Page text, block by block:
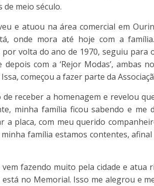
meio século.
e atuou na área comercial em
onde mora até hoje com a
volta do ano de 1970, seguiu para
com a ‘Rejor Modas’, ambas
começou a fazer parte da
receber a homenagem e revelou
minha família ficou sabendo e me
placa, com meu querido
família estamos contentes,
fazendo muito pela cidade e
no Memorial. Isso me alegrou e